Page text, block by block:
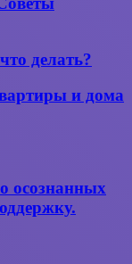
делать?
и дома
осознанных